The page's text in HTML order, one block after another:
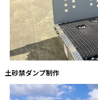
土砂禁ダンプ制作